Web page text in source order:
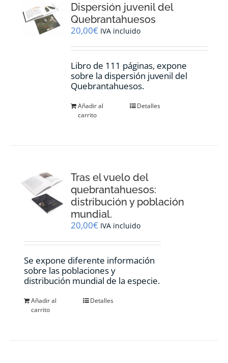
Dispersión juvenil del
Quebrantahuesos
20,00€ IVA incluido
Libro de 111 páginas, expone
sobre la dispersión juvenil del
Quebrantahuesos.
Añadir al
carrito
Detalles
Tras el vuelo del
quebrantahuesos:
distribución y población
mundial.
20,00€ IVA incluido
Se expone diferente información
sobre las poblaciones y
distribución mundial de la especie.
Añadir al
carrito
Detalles